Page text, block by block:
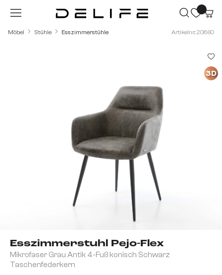
Zum Hauptinhalt springen
Möbel Stühle Esszimmerstühle Artikelnr.: 20860
Esszimmerstuhl Pejo-Flex
Mikrofaser Grau Antik 4-Fuß konisch Schwarz
Taschenfederkern
3D